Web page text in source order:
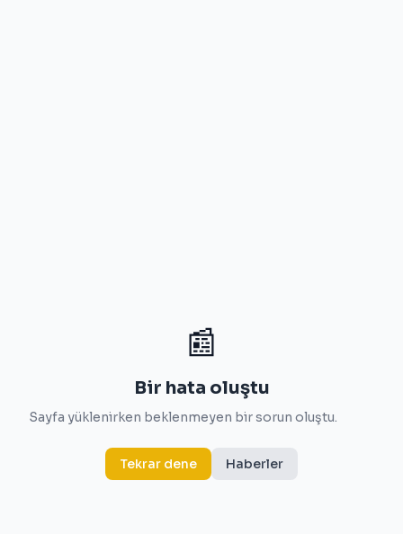
📰
Bir hata oluştu
Sayfa yüklenirken beklenmeyen bir sorun oluştu.
Tekrar dene Haberler